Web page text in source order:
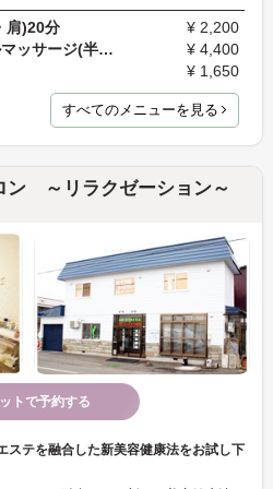
肩)20分
¥ 2,200
【女性限定】アロマオイルマッサージ(半身)30分
¥ 4,400
¥ 1,650
すべてのメニューを見る
ン ～リラクゼーション～
トで予約する
ステを融合した新美容健康法をお試し下